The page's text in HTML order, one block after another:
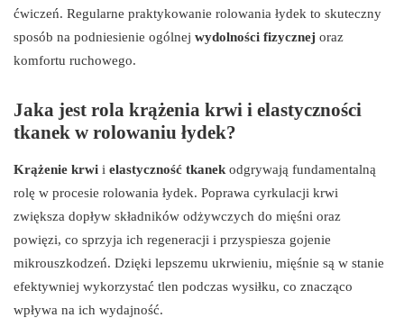
ćwiczeń. Regularne praktykowanie rolowania łydek to skuteczny
sposób na podniesienie ogólnej wydolności fizycznej oraz
komfortu ruchowego.
Jaka jest rola krążenia krwi i elastyczności
tkanek w rolowaniu łydek?
Krążenie krwi i elastyczność tkanek odgrywają fundamentalną
rolę w procesie rolowania łydek. Poprawa cyrkulacji krwi
zwiększa dopływ składników odżywczych do mięśni oraz
powięzi, co sprzyja ich regeneracji i przyspiesza gojenie
mikrouszkodzeń. Dzięki lepszemu ukrwieniu, mięśnie są w stanie
efektywniej wykorzystać tlen podczas wysiłku, co znacząco
wpływa na ich wydajność.